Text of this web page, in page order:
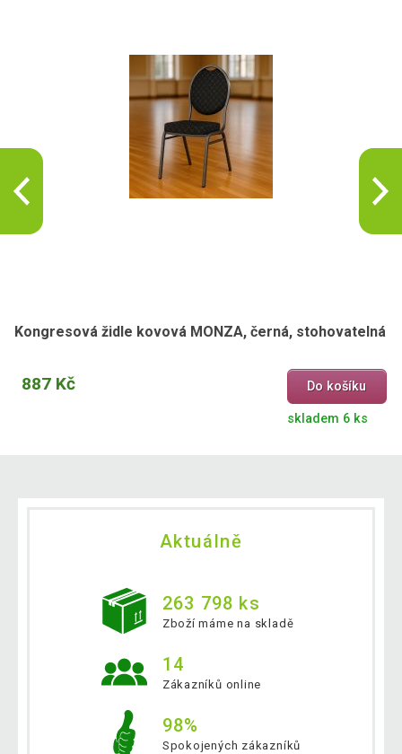
Kongresová židle kovová MONZA, černá, stohovatelná
887 Kč Do košíku
skladem 6 ks
Aktuálně
263 798 ks
Zboží máme na skladě
14
Zákazníků online
98%
Spokojených zákazníků